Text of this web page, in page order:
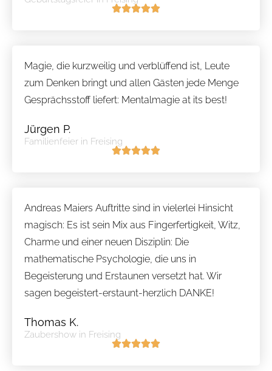
Magie, die kurzweilig und verblüffend ist, Leute
zum Denken bringt und allen Gästen jede Menge
Gesprächsstoff liefert: Mentalmagie at its best!
Jürgen P.
Familienfeier in Freising
Andreas Maiers Auftritte sind in vielerlei Hinsicht
magisch: Es ist sein Mix aus Fingerfertigkeit, Witz,
Charme und einer neuen Disziplin: Die
mathematische Psychologie, die uns in
Begeisterung und Erstaunen versetzt hat. Wir
sagen begeistert-erstaunt-herzlich DANKE!
Thomas K.
Zaubershow in Freising